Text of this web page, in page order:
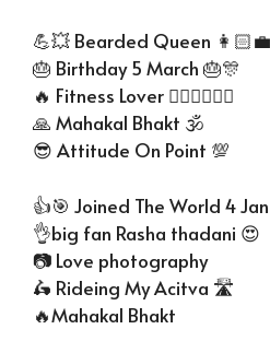
💪💥 Bearded Queen
🎂 Birthday 5 March 🎂🎊
🔥 Fitness Lover 🧎🏻‍♀🏃🏻‍♀
🙏 Mahakal Bhakt 🕉
😎 Attitude On Point 💯
👍🎯 Joined The World 4
👌big fan Rasha thadani 😍
📷 Love photography
🛵 Rideing My Acitva 🛣
🔥Mahakal Bhakt